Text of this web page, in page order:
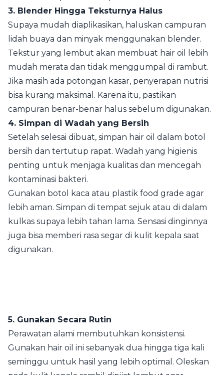
3. Blender Hingga Teksturnya Halus
Supaya mudah diaplikasikan, haluskan campuran
lidah buaya dan minyak menggunakan blender.
Tekstur yang lembut akan membuat hair oil lebih
mudah merata dan tidak menggumpal di rambut.
Jika masih ada potongan kasar, penyerapan nutrisi
bisa kurang maksimal. Karena itu, pastikan
campuran benar-benar halus sebelum digunakan.
4. Simpan di Wadah yang Bersih
Setelah selesai dibuat, simpan hair oil dalam botol
bersih dan tertutup rapat. Wadah yang higienis
penting untuk menjaga kualitas dan mencegah
kontaminasi bakteri.
Gunakan botol kaca atau plastik food grade agar
lebih aman. Simpan di tempat sejuk atau di dalam
kulkas supaya lebih tahan lama. Sensasi dinginnya
juga bisa memberi rasa segar di kulit kepala saat
digunakan.
5. Gunakan Secara Rutin
Perawatan alami membutuhkan konsistensi.
Gunakan hair oil ini sebanyak dua hingga tiga kali
seminggu untuk hasil yang lebih optimal. Oleskan